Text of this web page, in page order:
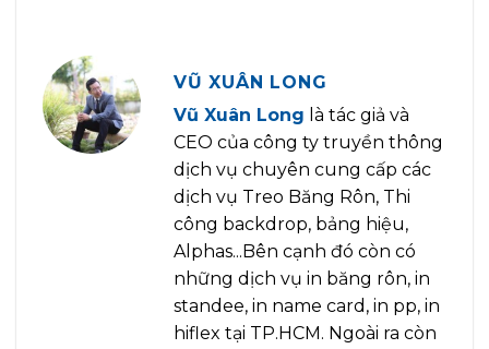
VŨ XUÂN LONG
Vũ Xuân Long là tác giả và
CEO của công ty truyền thông
dịch vụ chuyên cung cấp các
dịch vụ Treo Băng Rôn, Thi
công backdrop, bảng hiệu,
Alphas...Bên cạnh đó còn có
những dịch vụ in băng rôn, in
standee, in name card, in pp, in
hiflex tại TP.HCM. Ngoài ra còn